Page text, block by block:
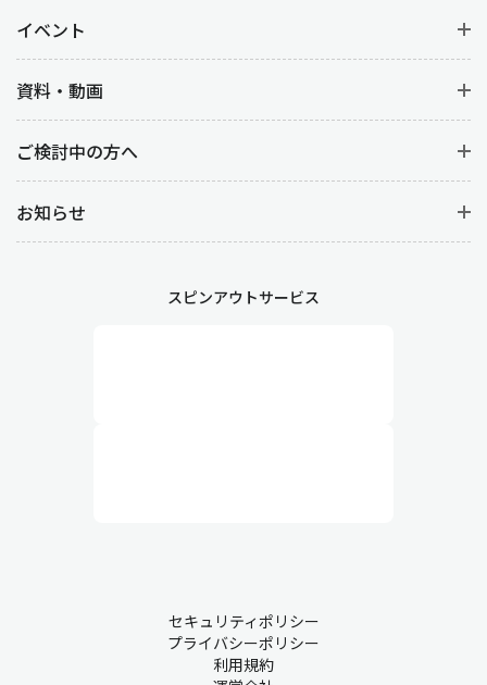
イベント
資料・動画
ご検討中の方へ
お知らせ
スピンアウトサービス
セキュリティポリシー
プライバシーポリシー
利用規約